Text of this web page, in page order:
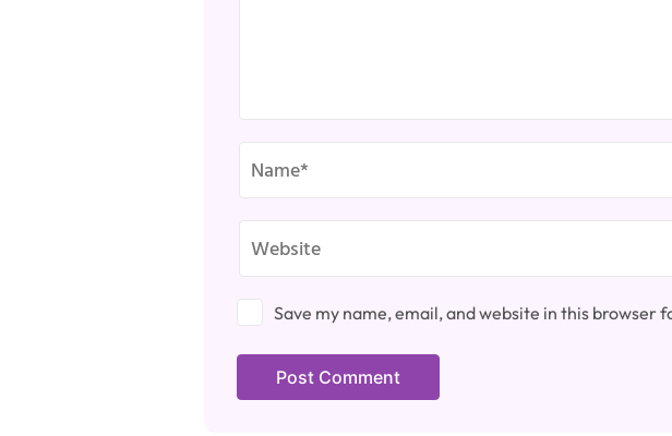
Save my name, email, and website in this browser